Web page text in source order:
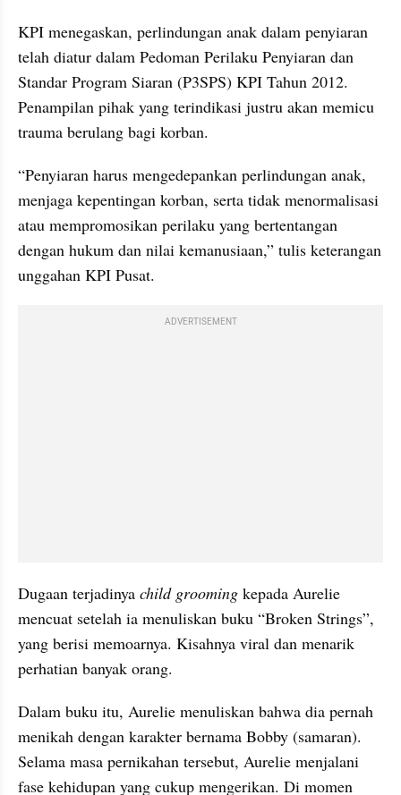
KPI menegaskan, perlindungan anak dalam penyiaran
telah diatur dalam Pedoman Perilaku Penyiaran dan
Standar Program Siaran (P3SPS) KPI Tahun 2012.
Penampilan pihak yang terindikasi justru akan memicu
trauma berulang bagi korban.
“Penyiaran harus mengedepankan perlindungan anak,
menjaga kepentingan korban, serta tidak menormalisasi
atau mempromosikan perilaku yang bertentangan
dengan hukum dan nilai kemanusiaan,” tulis keterangan
unggahan KPI Pusat.
ADVERTISEMENT
Dugaan terjadinya child grooming kepada Aurelie
mencuat setelah ia menuliskan buku “Broken Strings”,
yang berisi memoarnya. Kisahnya viral dan menarik
perhatian banyak orang.
Dalam buku itu, Aurelie menuliskan bahwa dia pernah
menikah dengan karakter bernama Bobby (samaran).
Selama masa pernikahan tersebut, Aurelie menjalani
fase kehidupan yang cukup mengerikan. Di momen